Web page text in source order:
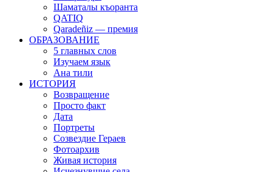
Шаматалы къоранта
QATIQ
Qaradeñiz — премия
ОБРАЗОВАНИЕ
5 главных слов
Изучаем язык
Ана тили
ИСТОРИЯ
Возвращение
Просто факт
Дата
Портреты
Созвездие Гераев
Фотоархив
Живая история